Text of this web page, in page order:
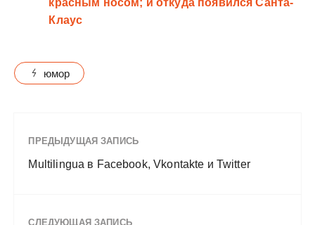
красным носом; и откуда появился Санта-
Клаус
юмор
ПРЕДЫДУЩАЯ ЗАПИСЬ
Multilingua в Facebook, Vkontakte и Twitter
СЛЕДУЮЩАЯ ЗАПИСЬ